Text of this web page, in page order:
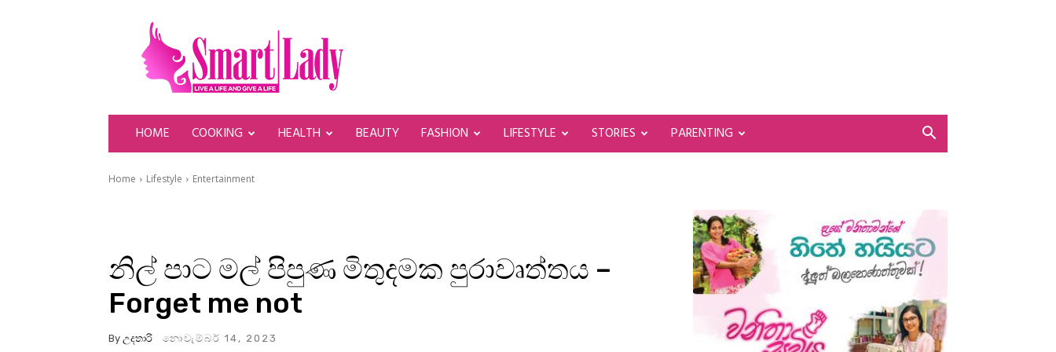
SmartLady
HOME COOKING HEALTH BEAUTY FASHION LIFESTYLE STORIES PARENTING
Home Lifestyle Entertainment
නිල් පාට මල් පිපුණ මිතුදමක පුරාවෘත්තය –
Forget me not
By උදතාරි නොවැම්බර් 14, 2023